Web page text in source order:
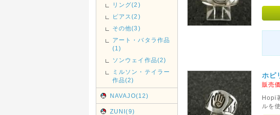
リング(2)
ピアス(2)
その他(3)
アート・バタラ作品
(1)
ソンウェイ作品(2)
ミルソン・テイラー
作品(2)
NAVAJO(12)
ZUNI(9)
ホピ
販売
Hopi
ルを